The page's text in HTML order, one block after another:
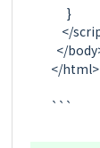
      }
</html>
```